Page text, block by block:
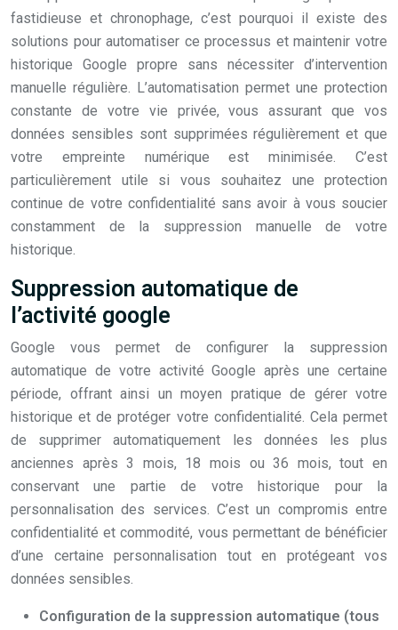
fastidieuse et chronophage, c’est pourquoi il existe des
solutions pour automatiser ce processus et maintenir votre
historique Google propre sans nécessiter d’intervention
manuelle régulière. L’automatisation permet une protection
constante de votre vie privée, vous assurant que vos
données sensibles sont supprimées régulièrement et que
votre empreinte numérique est minimisée. C’est
particulièrement utile si vous souhaitez une protection
continue de votre confidentialité sans avoir à vous soucier
constamment de la suppression manuelle de votre
historique.
Suppression automatique de
l’activité google
Google vous permet de configurer la suppression
automatique de votre activité Google après une certaine
période, offrant ainsi un moyen pratique de gérer votre
historique et de protéger votre confidentialité. Cela permet
de supprimer automatiquement les données les plus
anciennes après 3 mois, 18 mois ou 36 mois, tout en
conservant une partie de votre historique pour la
personnalisation des services. C’est un compromis entre
confidentialité et commodité, vous permettant de bénéficier
d’une certaine personnalisation tout en protégeant vos
données sensibles.
Configuration de la suppression automatique (tous